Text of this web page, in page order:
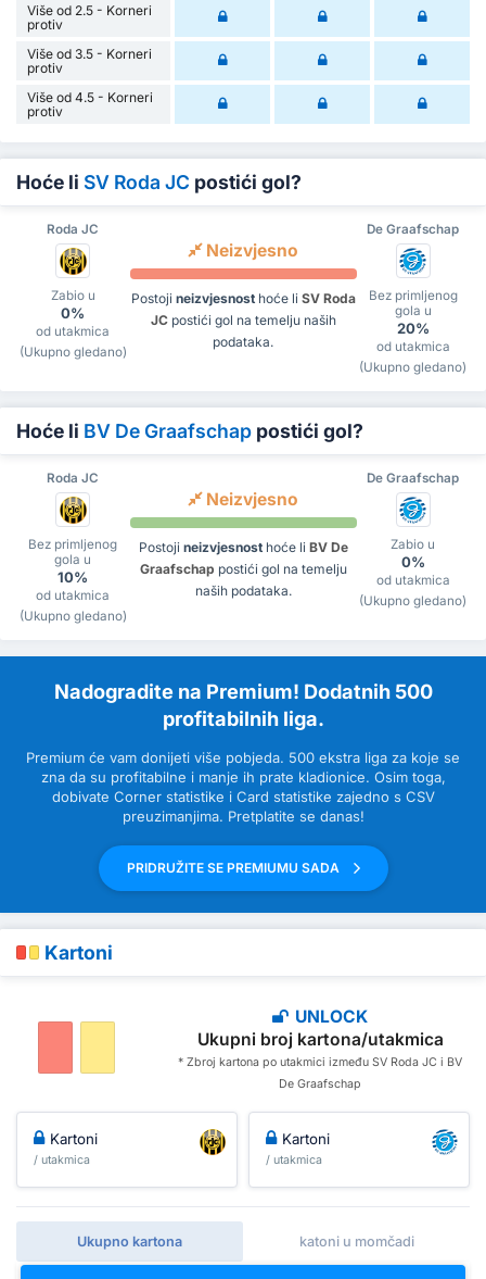
Više od 2.5 - Korneri
protiv
Više od 3.5 - Korneri
protiv
Više od 4.5 - Korneri
protiv
Hoće li SV Roda JC postići gol?
Roda JC De Graafschap
Zabio u
0%
od utakmica
(Ukupno gledano)
Neizvjesno
Postoji neizvjesnosthoće li SV Roda
JCpostići gol na temelju naših
podataka.
Bez primljenog
gola u
20%
od utakmica
(Ukupno gledano)
Hoće li BV De Graafschap postići gol?
Roda JC De Graafschap
Bez primljenog
gola u
10%
od utakmica
(Ukupno gledano)
Neizvjesno
Postoji neizvjesnosthoće li BV De
Graafschap postići gol na temelju
naših podataka.
Zabio u
0%
od utakmica
(Ukupno gledano)
Nadogradite na Premium! Dodatnih 500
profitabilnih liga.
Premium će vam donijeti više pobjeda. 500 ekstra liga za koje se
zna da su profitabilne i manje ih prate kladionice. Osim toga,
dobivate Corner statistike i Card statistike zajedno s CSV
preuzimanjima. Pretplatite se danas!
PRIDRUŽITE SE PREMIUMU SADA
Kartoni
UNLOCK
Ukupni broj kartona/utakmica
* Zbroj kartona po utakmici između SV Roda JC i BV
De Graafschap
Kartoni
/ utakmica
Kartoni
/ utakmica
Ukupno kartona katoni u momčadi